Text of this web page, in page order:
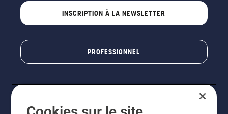
INSCRIPTION À LA NEWSLETTER
PROFESSIONNEL